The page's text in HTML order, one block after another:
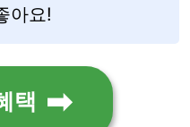
아요!
택